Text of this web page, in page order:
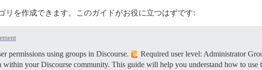
を作成できます。このガイドがお役に立つはずです:
permissions using groups in Discourse.
Required user level: Administrator
within your Discourse community. This guide will help you understand how to use